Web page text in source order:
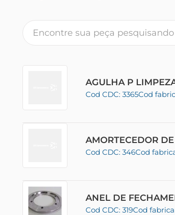
AGULHA P
Cod CDC: 3365Cod
AMORTECEDOR
Cod CDC: 346Cod
ANEL DE
Cod CDC: 319Cod